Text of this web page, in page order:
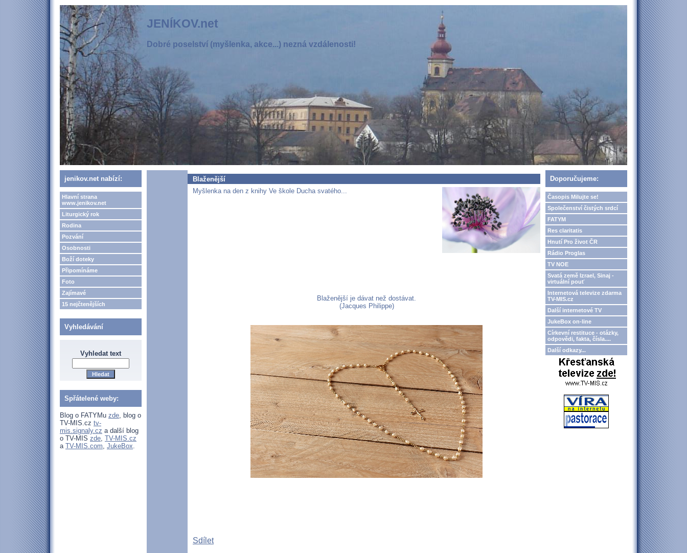
JENÍKOV.net
Dobré poselství (myšlenka, akce...) nezná vzdálenosti!
jenikov.net nabízí:
Hlavní strana
www.jenikov.net
Liturgický rok
Rodina
Pozvání
Osobnosti
Boží doteky
Připomínáme
Foto
Zajímavé
15 nejčtenějších
Vyhledávání
Vyhledat text
Spřátelené weby:
Blog o FATYMu zde, blog o
TV-MIS.cz tv-
mis.signaly.cz a další blog
o TV-MIS zde, TV-MIS.cz
a TV-MIS.com, JukeBox.
Blaženější
Myšlenka na den z knihy Ve škole Ducha svatého...
Blaženější je dávat než dostávat.
(Jacques Philippe)
Sdílet
Doporučujeme:
Časopis Milujte se!
Společenství čistých srdcí
FATYM
Res claritatis
Hnutí Pro život ČR
Rádio Proglas
TV NOE
Svatá země Izrael, Sinaj -
virtuální pouť
Internetová televize zdarma
TV-MIS.cz
Další internetové TV
JukeBox on-line
Církevní restituce - otázky,
odpovědi, fakta, čísla....
Další odkazy...